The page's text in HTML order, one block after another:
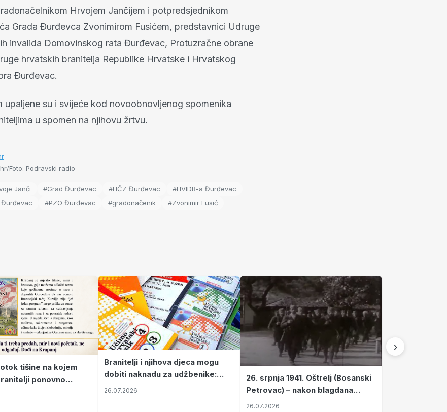
Hrvojem Jančijem i potpredsjednikom
Grada Đurđevca Zvonimirom Fusićem, predstavnici Udruge
invalida Domovinskog rata Đurđevac, Protuzračne obrane
hrvatskih branitelja Republike Hrvatske i Hrvatskog
Đurđevac.
upaljene su i svijeće kod novoobnovljenog spomenika
u spomen na njihovu žrtvu.
Foto: Podravski radio
Janči #Grad Đurđevac #HČZ Đurđevac
#HVIDR-a Đurđevac
Đurđevac
#PZO Đurđevac #gradonačenik #Zvonimir Fusić
tišine na kojem
ponovno
Branitelji i njihova djeca mogu
dobiti naknadu za udžbenike:
zahtjevi se podnose do 31.
26.07.2026
26. srpnja 1941. Oštrelj (Bosanski
Petrovac) – nakon blagdana
Svete Ane izvršen napad srpskih
26.07.2026
›